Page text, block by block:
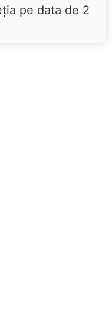
pe data de 2